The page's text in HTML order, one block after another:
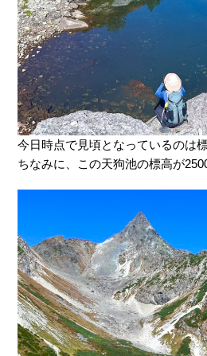
今日時点で見頃となっているのは
ちなみに、この天狗池の標高が